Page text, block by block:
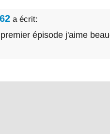
a écrit:
épisode j'aime